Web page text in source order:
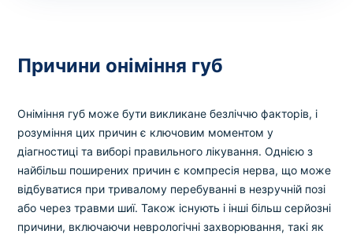
Причини оніміння губ
Оніміння губ може бути викликане безліччю факторів, і
розуміння цих причин є ключовим моментом у
діагностиці та виборі правильного лікування. Однією з
найбільш поширених причин є компресія нерва, що може
відбуватися при тривалому перебуванні в незручній позі
або через травми шиї. Також існують і інші більш серйозні
причини, включаючи неврологічні захворювання, такі як